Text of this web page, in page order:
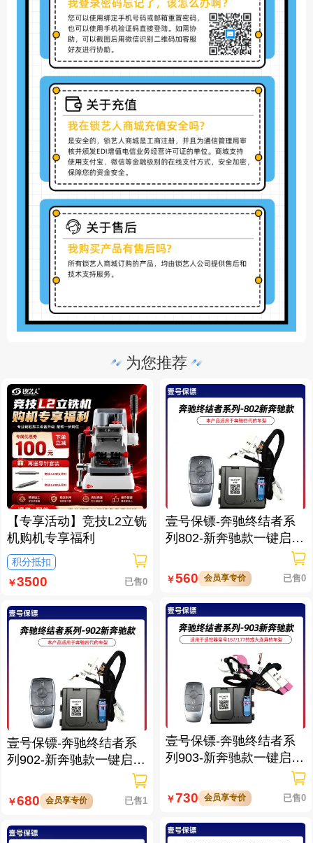
为您推荐
【专享活动】竞技L2立铣
机购机专享福利
积分抵扣
￥3500 已售0
壹号保镖-奔驰终结者系
列902-新奔驰款一键启动
￥680 会员享专价 已售1
壹号保镖-奔驰终结者系
列802-新奔驰款一键启动
￥560 会员享专价 已售0
壹号保镖-奔驰终结者系
列903-新奔驰款一键启动
￥730 会员享专价 已售0